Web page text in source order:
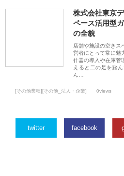
株式会社東京
ペース活用型
の全貌
店舗や施設の空きス
営者にとって常に魅
什器の導入や在庫管
えると二の足を踏
ん…
[その他業種][その他_法人・企業] 0views
twitter facebook